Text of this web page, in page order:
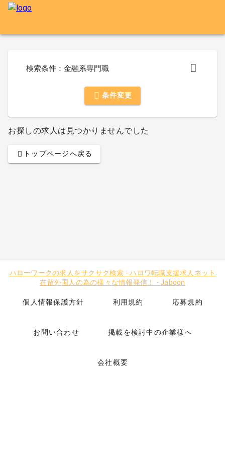
検索条件：金融系専門職
条件変更
お探しの求人は見つかりませんでした
トップページへ戻る
ハローワークの求人をサクサク検索 -ハロワ転職支援求人ネット
在留外国人の為の様々な情報発信！
- Jaboon
個人情報保護方針 利用規約 応募規約
お問い合わせ 掲載を検討中の企業様へ
会社概要